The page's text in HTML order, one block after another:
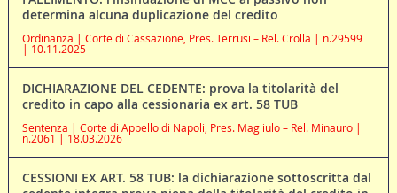
determina alcuna duplicazione del credito
Ordinanza | Corte di Cassazione, Pres. Terrusi – Rel. Crolla | n.29599
| 10.11.2025
DICHIARAZIONE DEL CEDENTE: prova la titolarità del
credito in capo alla cessionaria ex art. 58 TUB
Sentenza | Corte di Appello di Napoli, Pres. Magliulo – Rel. Minauro |
n.2061 | 18.03.2026
CESSIONI EX ART. 58 TUB: la dichiarazione sottoscritta dal